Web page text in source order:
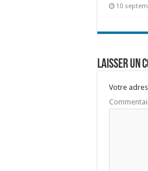
10
Laisser un
Votre